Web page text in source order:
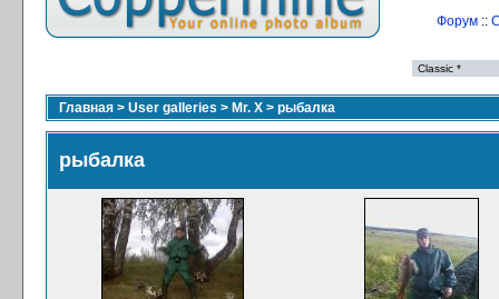
Форум::
Главная > User galleries > Mr. X > рыбалка
рыбалка